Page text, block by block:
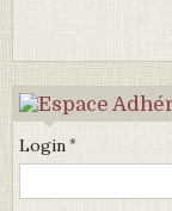
Login